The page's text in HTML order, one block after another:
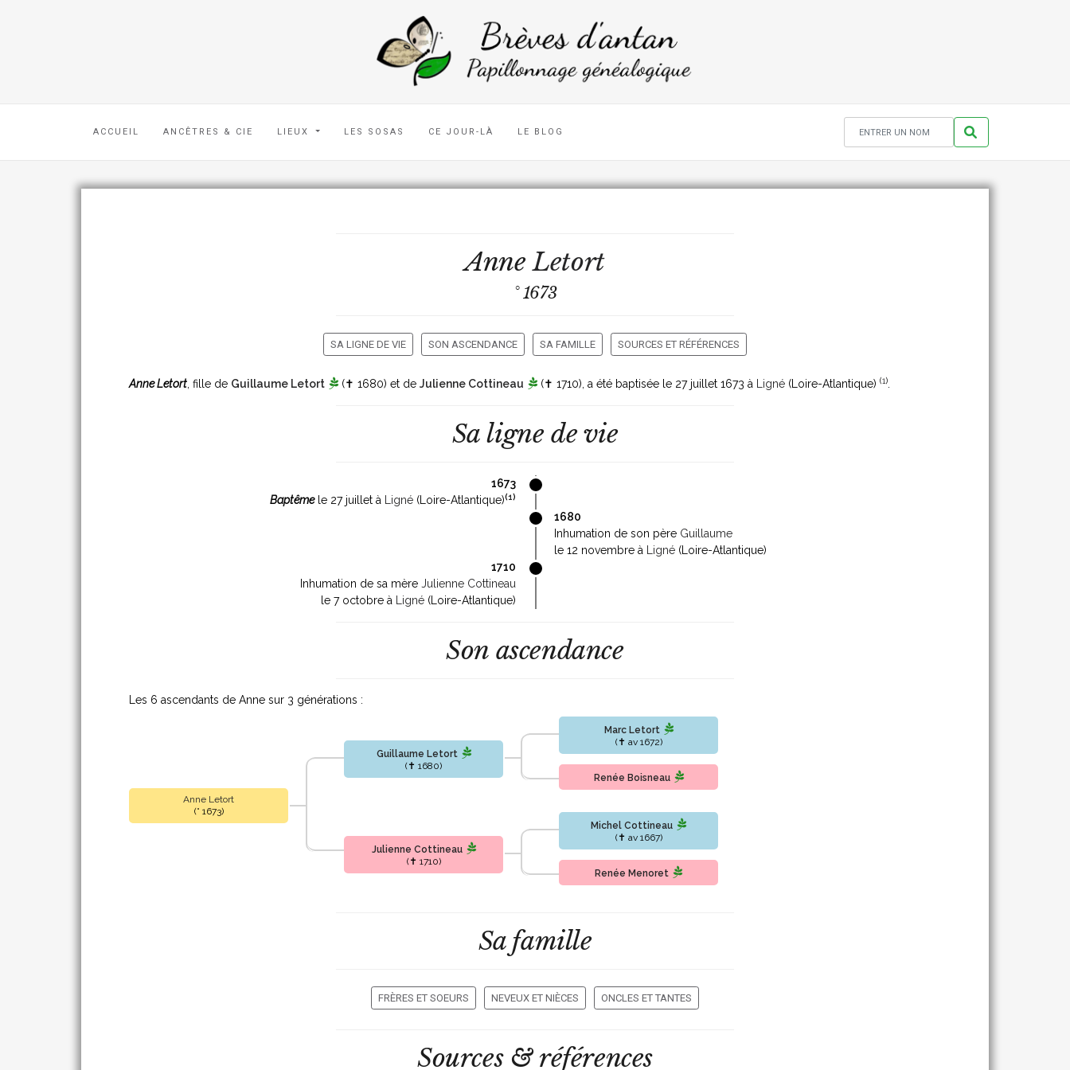
ACCUEIL ANCÊTRES & CIE LIEUX LES SOSAS CE JOUR-LÀ LE BLOG
AnneLetort
° 1673
SA LIGNE DE VIE SON ASCENDANCE SA FAMILLE SOURCES ET RÉFÉRENCES
Anne Letort , fille de Guillaume Letort (✝ 1680) et de Julienne Cottineau (✝ 1710) , a été baptisée le 27 juillet 1673 à Ligné (Loire-Atlantique) (1)
Sa ligne de vie
1673
Baptêmele 27 juillet à Ligné (Loire-Atlantique)(1)
1680
Inhumation de son père Guillaume
le 12 novembre à
Ligné (Loire-Atlantique)
1710
Inhumation de sa mère Julienne Cottineau
le 7 octobre à
Ligné (Loire-Atlantique)
Son ascendance
Les 6 ascendants de Anne sur 3 générations :
Anne Letort
(° 1673)
Guillaume Letort
(✝ 1680)
Marc Letort
(✝ av 1672)
Renée Boisneau
Julienne Cottineau
(✝ 1710)
Michel Cottineau
(✝ av 1667)
Renée Menoret
Sa famille
FRÈRES ET SOEURS NEVEUX ET NIÈCES ONCLES ET TANTES
Sources & références